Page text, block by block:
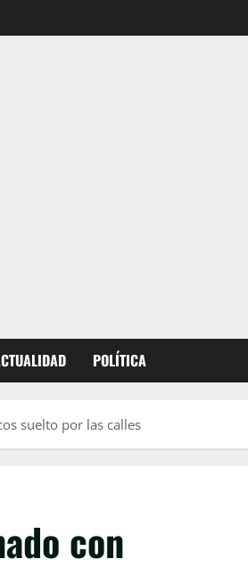
POLÍTICA
suelto por las calles
con